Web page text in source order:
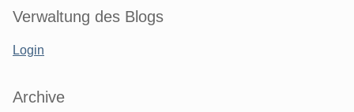
Verwaltung des Blogs
Login
Archive